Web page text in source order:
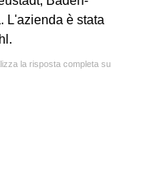
L'azienda è stata
la risposta completa su